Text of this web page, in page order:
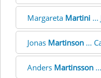
Margareta Martini ...
Jonas Martinson ...
Anders Martinsson